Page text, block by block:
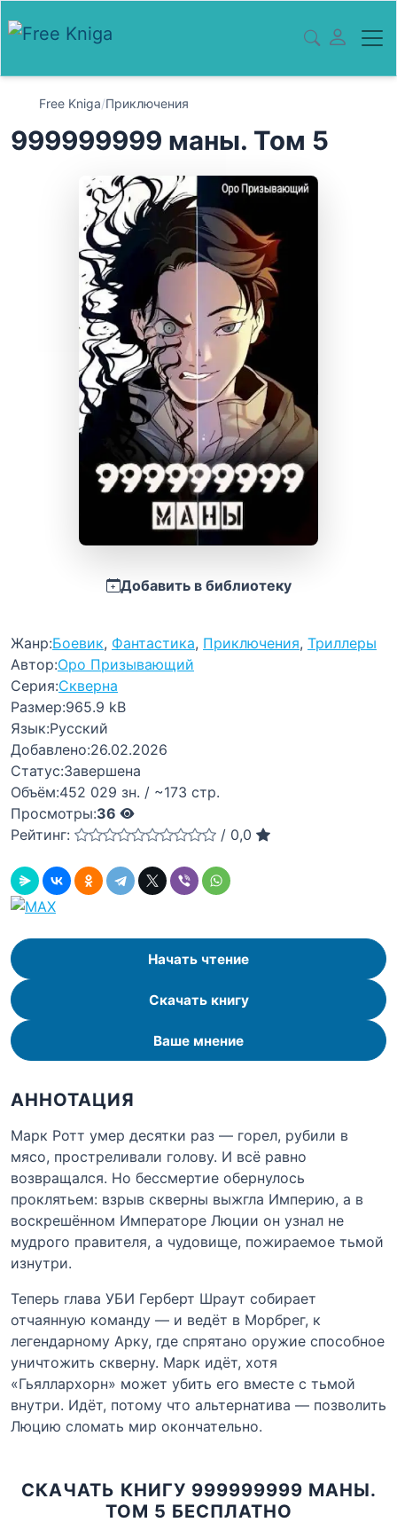
Free Kniga/Приключения
999999999 маны. Том 5
Добавить в библиотеку
Жанр:Боевик, Фантастика, Приключения, Триллеры
Автор:Оро Призывающий
Серия:Скверна
Размер:965.9 kB
Язык:Русский
Добавлено:26.02.2026
Статус:Завершена
Объём:452 029 зн. / ~173 стр.
Просмотры:36
Рейтинг:
/ 0,0
Начать чтение
Скачать книгу
Ваше мнение
АННОТАЦИЯ
Марк Ротт умер десятки раз — горел, рубили в
мясо, простреливали голову. И всё равно
возвращался. Но бессмертие обернулось
проклятьем: взрыв скверны выжгла Империю, а в
воскрешённом Императоре Люции он узнал не
мудрого правителя, а чудовище, пожираемое тьмой
изнутри.
Теперь глава УБИ Герберт Шраут собирает
отчаянную команду — и ведёт в Морбрег, к
легендарному Арку, где спрятано оружие способное
уничтожить скверну. Марк идёт, хотя
«Гьяллархорн» может убить его вместе с тьмой
внутри. Идёт, потому что альтернатива — позволить
Люцию сломать мир окончательно.
СКАЧАТЬ КНИГУ 999999999 МАНЫ.
ТОМ 5 БЕСПЛАТНО